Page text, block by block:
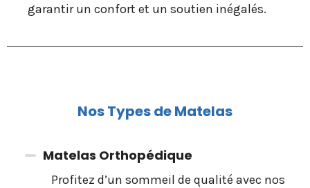
garantir un confort et un soutien inégalés.
Nos Types de Matelas
Matelas Orthopédique
Profitez d’un sommeil de qualité avec nos